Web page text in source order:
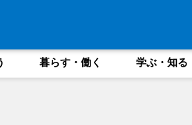
暮らす・働く 学ぶ・知る